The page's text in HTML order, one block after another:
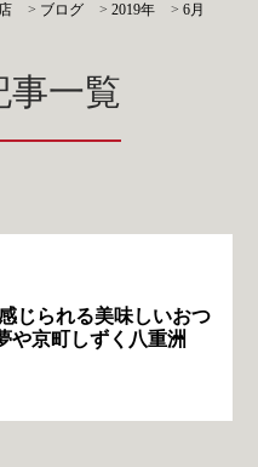
> ブログ >2019年 >6月
事一覧
じられる美味しいおつ
や京町しずく八重洲